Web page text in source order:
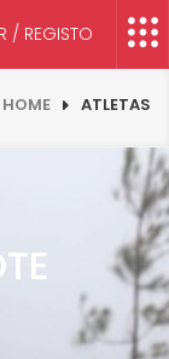
/ REGISTO
HOME ATLETAS